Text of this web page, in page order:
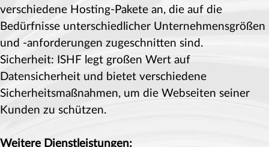
verschiedene Hosting-Pakete an, die auf die
Bedürfnisse unterschiedlicher Unternehmensgrößen
und -anforderungen zugeschnitten sind.
Sicherheit: ISHF legt großen Wert auf
Datensicherheit und bietet verschiedene
Sicherheitsmaßnahmen, um die Webseiten seiner
Kunden zu schützen.
Weitere Dienstleistungen: